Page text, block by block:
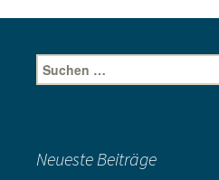
Suche
nach:
Neueste Beiträge